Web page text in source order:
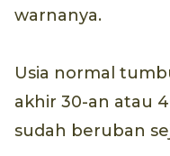
warnanya.
Usia normal
akhir 30-an atau
sudah beruban